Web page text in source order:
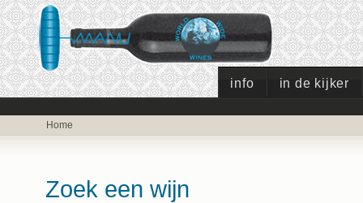
info in de kijker
Home
Zoek een wijn